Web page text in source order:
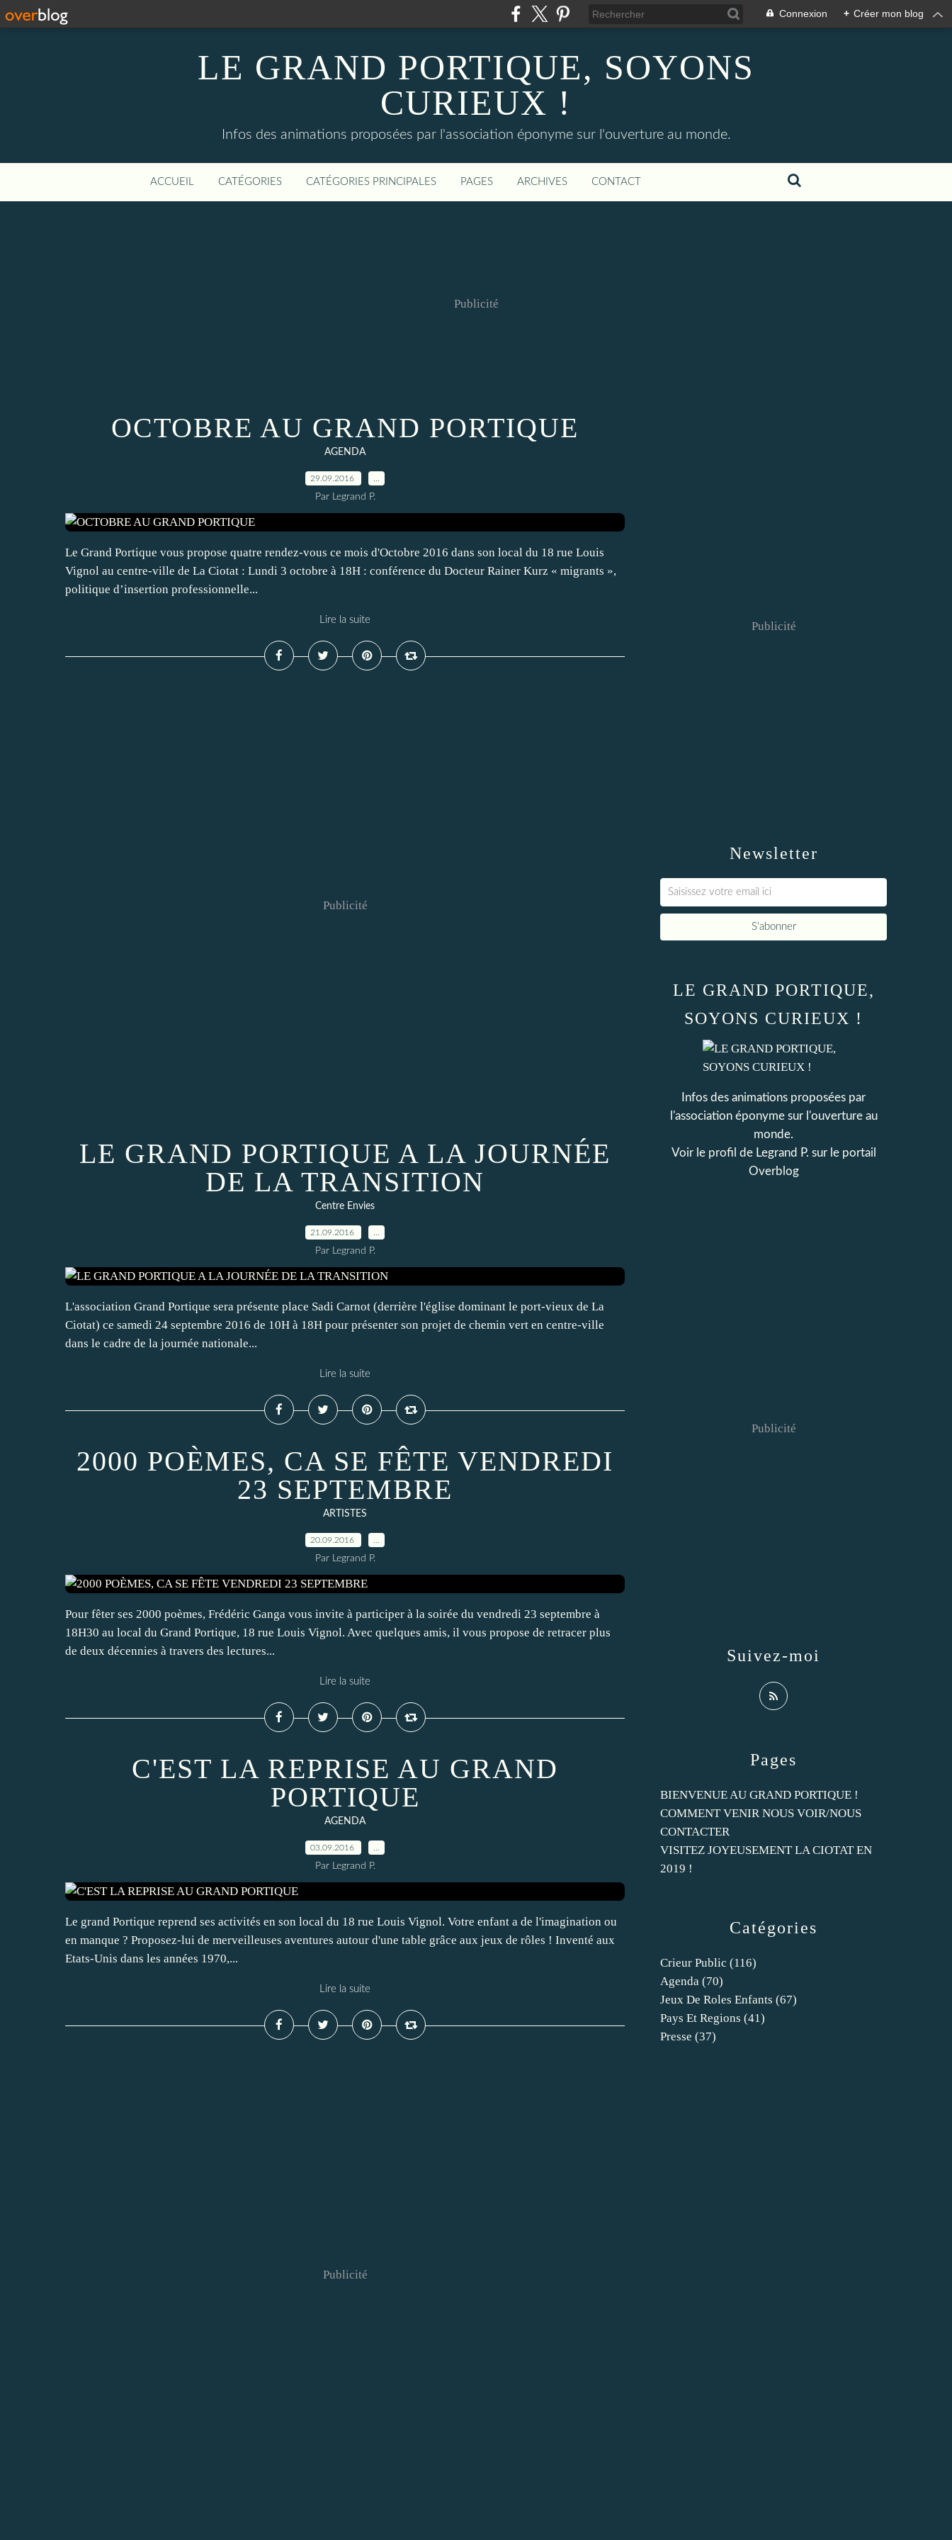
Connexion + Créer mon blog
LE GRAND PORTIQUE, SOYONS
CURIEUX !
Infos des animations proposées par l'association éponyme sur l'ouverture au monde.
ACCUEIL CATÉGORIES CATÉGORIES PRINCIPALES PAGES ARCHIVES CONTACT
Publicité
OCTOBRE AU GRAND PORTIQUE
AGENDA
29.09.2016
Par Legrand P.
Le Grand Portique vous propose quatre rendez-vous ce mois d'Octobre 2016 dans son local du 18 rue Louis
Vignol au centre-ville de La Ciotat : Lundi 3 octobre à 18H : conférence du Docteur Rainer Kurz « migrants »,
politique d’insertion professionnelle...
Lire la suite
Publicité
LE GRAND PORTIQUE A LA JOURNÉE
DE LA TRANSITION
Centre Envies
21.09.2016
Par Legrand P.
L'association Grand Portique sera présente place Sadi Carnot (derrière l'église dominant le port-vieux de La
Ciotat) ce samedi 24 septembre 2016 de 10H à 18H pour présenter son projet de chemin vert en centre-ville
dans le cadre de la journée nationale...
Lire la suite
2000 POÈMES, CA SE FÊTE VENDREDI
23 SEPTEMBRE
ARTISTES
20.09.2016
Par Legrand P.
Pour fêter ses 2000 poèmes, Frédéric Ganga vous invite à participer à la soirée du vendredi 23 septembre à
18H30 au local du Grand Portique, 18 rue Louis Vignol. Avec quelques amis, il vous propose de retracer plus
de deux décennies à travers des lectures...
Lire la suite
C'EST LA REPRISE AU GRAND
PORTIQUE
AGENDA
03.09.2016
Par Legrand P.
Le grand Portique reprend ses activités en son local du 18 rue Louis Vignol. Votre enfant a de l'imagination ou
en manque ? Proposez-lui de merveilleuses aventures autour d'une table grâce aux jeux de rôles ! Inventé aux
Etats-Unis dans les années 1970,...
Lire la suite
Publicité
Newsletter
Publicité
Catégories
Crieur Public (116)
Agenda (70)
Jeux De Roles Enfants (67)
Pays Et Regions (41)
Presse (37)
Pages
BIENVENUE AU GRAND PORTIQUE !
COMMENT VENIR NOUS VOIR/NOUS
CONTACTER
VISITEZ JOYEUSEMENT LA CIOTAT EN
2019 !
LE GRAND PORTIQUE,
SOYONS CURIEUX !
Infos des animations proposées par
l'association éponyme sur l'ouverture au
monde.
Voir le profil de Legrand P. sur le portail
Overblog
Suivez-moi
Publicité